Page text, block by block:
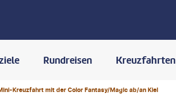
Rundreisen Kreuzfahrten
Kreuzfahrt mit der Color Fantasy/Magic ab/an Kiel